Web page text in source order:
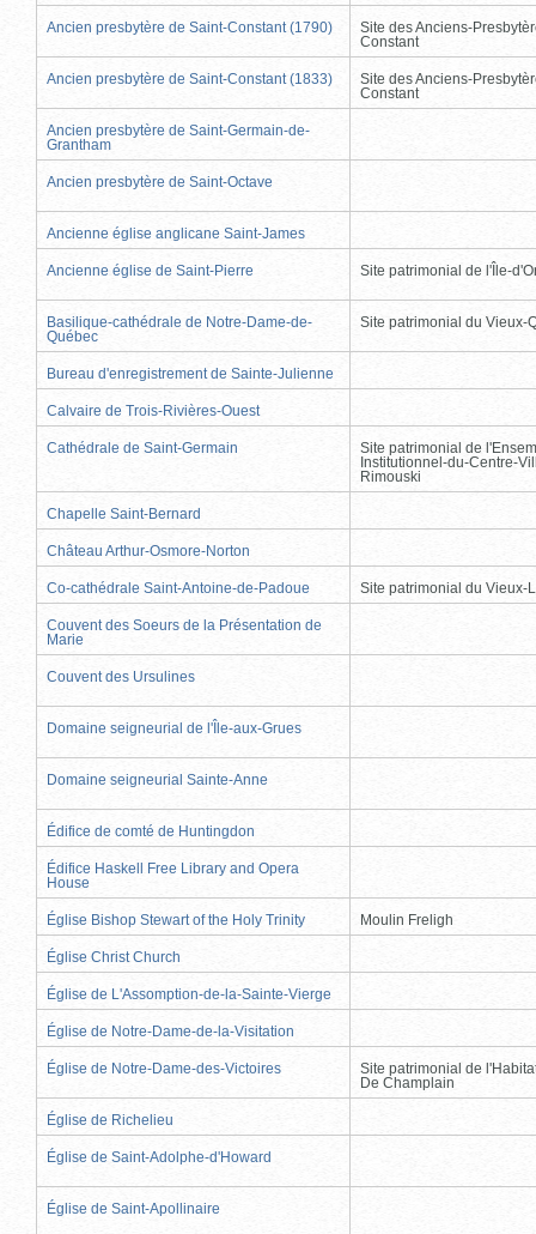
Ancien presbytère de Saint-Constant (1790)
Site des Anciens-
Constant
Ancien presbytère de Saint-Constant (1833)
Site des Anciens-
Constant
Ancien presbytère de Saint-Germain-de-
Grantham
Ancien presbytère de Saint-Octave
Ancienne église anglicane Saint-James
Ancienne église de Saint-Pierre Site patrimonial de l'Île-
Basilique-cathédrale de Notre-Dame-de-
Québec
Site patrimonial du Vieux-
Bureau d'enregistrement de Sainte-Julienne
Calvaire de Trois-Rivières-Ouest
Cathédrale de Saint-Germain
Site patrimonial de
Institutionnel-du-Centre-
Rimouski
Chapelle Saint-Bernard
Château Arthur-Osmore-Norton
Co-cathédrale Saint-Antoine-de-Padoue Site patrimonial du Vieux-
Couvent des Soeurs de la Présentation de
Marie
Couvent des Ursulines
Domaine seigneurial de l'Île-aux-Grues
Domaine seigneurial Sainte-Anne
Édifice de comté de Huntingdon
Édifice Haskell Free Library and Opera
House
Église Bishop Stewart of the Holy Trinity Moulin Freligh
Église Christ Church
Église de L'Assomption-de-la-Sainte-Vierge
Église de Notre-Dame-de-la-Visitation
Église de Notre-Dame-des-Victoires
Site patrimonial de
De Champlain
Église de Richelieu
Église de Saint-Adolphe-d'Howard
Église de Saint-Apollinaire